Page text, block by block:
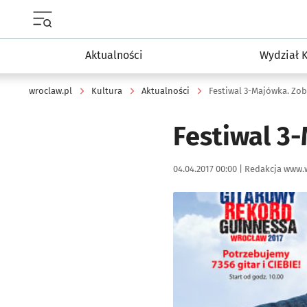
Aktualności Wydział
wroclaw.pl Kultura Aktualności Festiwal 3-Majówka.
Festiwal
Data publikacji:
04.04.2017 00:00 | Autor:
Redakcja
Kliknij, aby powiększyć